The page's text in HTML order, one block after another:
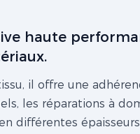
haute
il offre une
les réparations à
différentes